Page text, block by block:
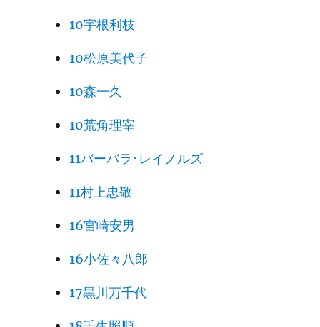
10宇根利枝
10松原美代子
10森一久
10荒角理宰
11バーバラ･レイノルズ
11村上忠敬
16宮崎安男
16小佐々八郎
17黒川万千代